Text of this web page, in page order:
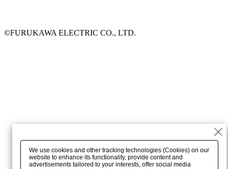
©FURUKAWA ELECTRIC CO., LTD.
We use cookies and other tracking technologies (Cookies) on our
website to enhance its functionality, provide content and
advertisements tailored to your interests, offer social media